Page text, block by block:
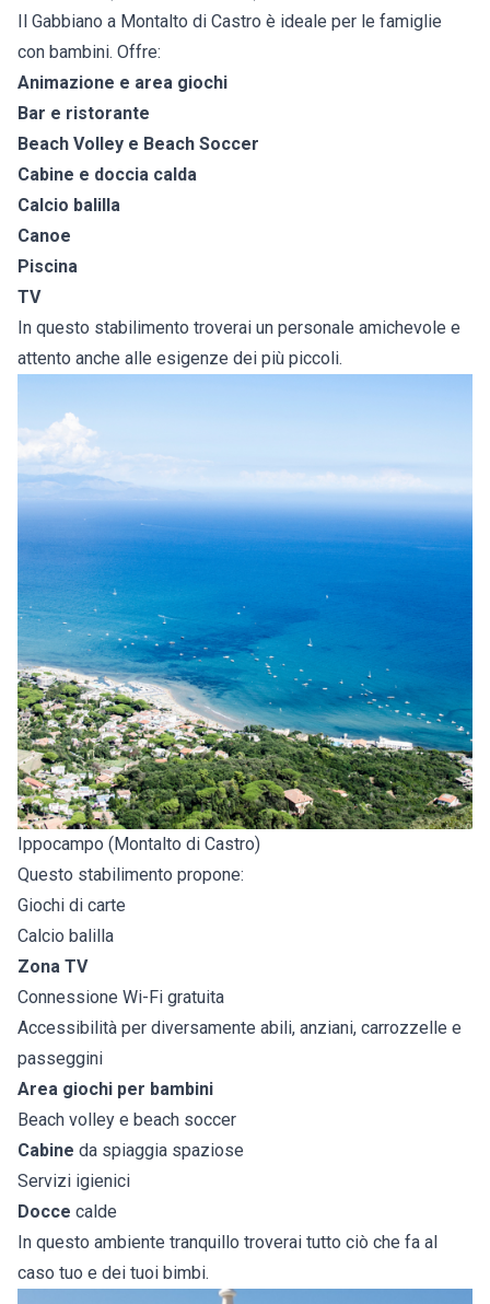
Il Gabbiano a Montalto di Castro è ideale per le famiglie
con bambini. Offre:
Animazione e area giochi
Bar e ristorante
Beach Volley e Beach Soccer
Cabine e doccia calda
Calcio balilla
Canoe
Piscina
TV
In questo stabilimento troverai un personale amichevole e
attento anche alle esigenze dei più piccoli.
Ippocampo (Montalto di Castro)
Questo stabilimento propone:
Giochi di carte
Calcio balilla
Zona TV
Connessione Wi-Fi gratuita
Accessibilità per diversamente abili, anziani, carrozzelle e
passeggini
Area giochi per bambini
Beach volley e beach soccer
Cabine da spiaggia spaziose
Servizi igienici
Docce calde
In questo ambiente tranquillo troverai tutto ciò che fa al
caso tuo e dei tuoi bimbi.